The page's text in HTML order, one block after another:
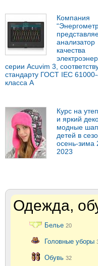
Компания
анализатор
качества
серии Acuvim 3,
стандарту ГОСТ IEC
класса А
Курс на
и яркий
модные
детей в
осень-зима
2023
Одежда,
Белье 20
Головные уборы
Обувь 32